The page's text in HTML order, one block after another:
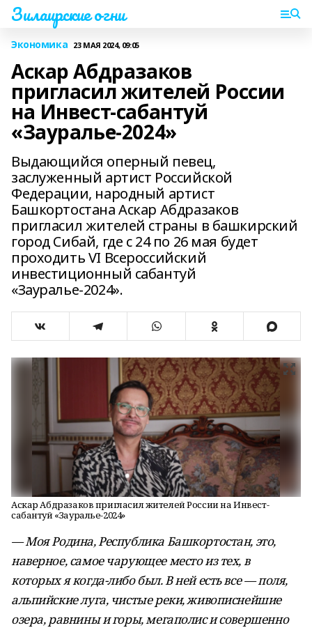
Зилаирские огни
Экономика 23 МАЯ 2024, 09:05
Аскар Абдразаков
пригласил жителей России
на Инвест-сабантуй
«Зауралье-2024»
Выдающийся оперный певец,
заслуженный артист Российской
Федерации, народный артист
Башкортостана Аскар Абдразаков
пригласил жителей страны в башкирский
город Сибай, где с 24 по 26 мая будет
проходить VI Всероссийский
инвестиционный сабантуй
«Зауралье-2024».
Аскар Абдразаков пригласил жителей России на Инвест-
сабантуй «Зауралье-2024»
— Моя Родина, Республика Башкортостан, это,
наверное, самое чарующее место из тех, в
которых я когда-либо был. В ней есть все — поля,
альпийские луга, чистые реки, живописнейшие
озера, равнины и горы, мегаполис и совершенно